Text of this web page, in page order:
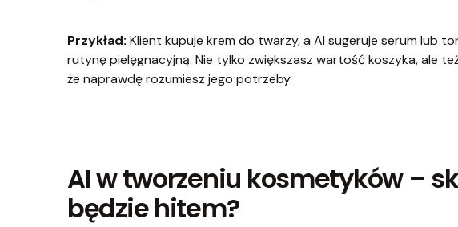
Przykład: Klient kupuje krem do twarzy, a AI sugeruje serum lub
rutynę pielęgnacyjną. Nie tylko zwiększasz wartość koszyka, ale
że naprawdę rozumiesz jego potrzeby.
AI w tworzeniu kosmetyków –
będzie hitem?